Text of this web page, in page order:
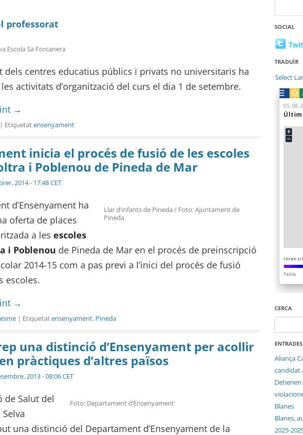
professorat
Escola Sa Forcanera
dels centres educatius públics i privats no universitaris ha
activitats d’organització del curs el dia 1 de setembre.
→
| Etiquetatensenyament
inicia el procés de fusió de les escoles
i Poblenou de Pineda de Mar
2014 - 17:48 CET
Llar d’infants de Pineda / Foto: Ajuntament de
Pineda
d’Ensenyament ha
oferta de places
a les escoles
i Poblenou de Pineda de Mar en el procés de preinscripció
2014-15 com a pas previ a l’inici del procés de fusió
escoles.
→
| Etiquetatensenyament, PIneda
una distinció d’Ensenyament per acollir
pràctiques d’altres països
2013 - 08:06 CET
Foto: Departament d’Ensenyament
de Salut del
una distinció del Departament d’Ensenyament de la
SOCIAL
TRADUÏR
Select
CERCA
Aliança
candidat
Blanes
Blanes,
2025-